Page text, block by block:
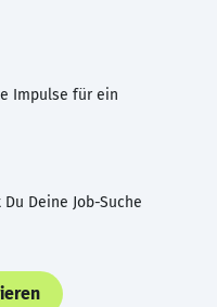
Impulse für ein
Deine Job-Suche